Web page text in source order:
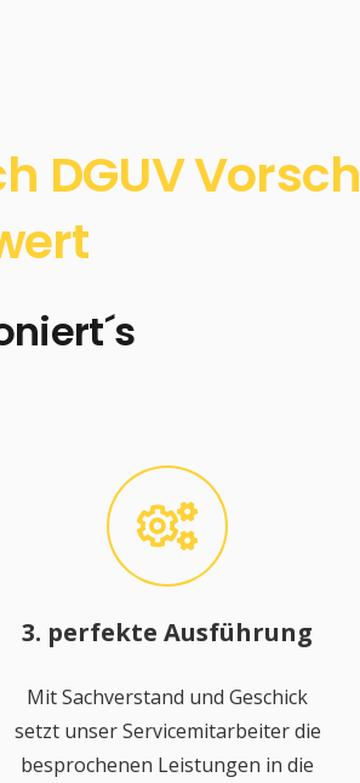
DGUV
3. perfekte Ausführung
Mit Sachverstand und Geschick
setzt unser Servicemitarbeiter die
besprochenen Leistungen in die